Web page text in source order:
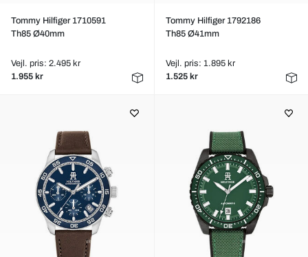
Tommy Hilfiger 1710591
Th85 Ø40mm
Vejl. pris: 2.495 kr
1.955 kr
Tommy Hilfiger 1792186
Th85 Ø41mm
Vejl. pris: 1.895 kr
1.525 kr